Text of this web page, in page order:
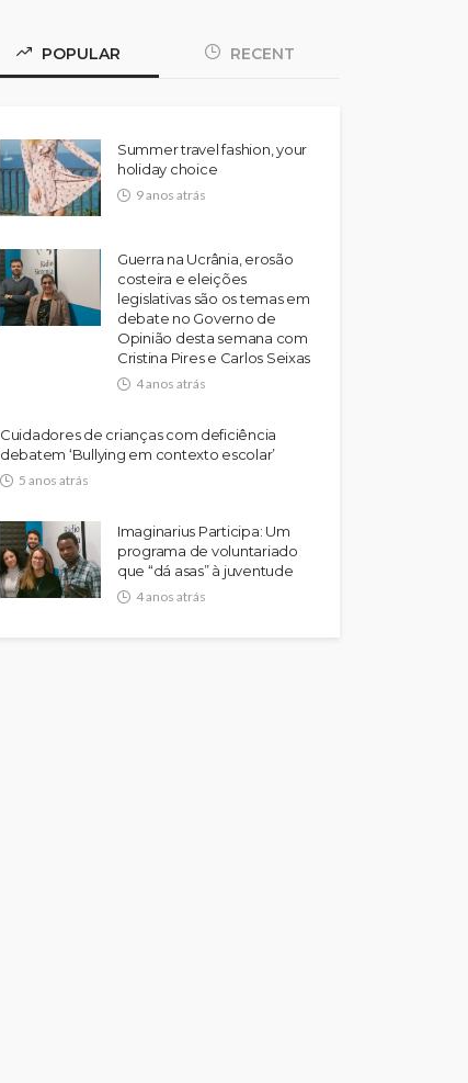
POPULAR RECENT
Summer travel fashion, your
holiday choice
9 anos atrás
Guerra na Ucrânia, erosão
costeira e eleições
legislativas são os temas em
debate no Governo de
Opinião desta semana com
Cristina Pires e Carlos Seixas
4 anos atrás
Cuidadores de crianças com deficiência
debatem ‘Bullying em contexto escolar’
5 anos atrás
Imaginarius Participa: Um
programa de voluntariado
que “dá asas” à juventude
4 anos atrás